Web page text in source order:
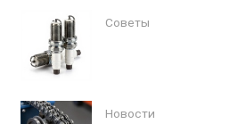
Советы
Новости